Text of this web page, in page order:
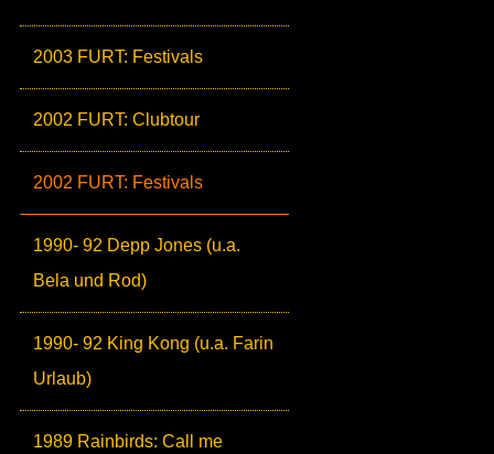
2003 FURT: Festivals
2002 FURT: Clubtour
2002 FURT: Festivals
1990- 92 Depp Jones (u.a.
Bela und Rod)
1990- 92 King Kong (u.a. Farin
Urlaub)
1989 Rainbirds: Call me